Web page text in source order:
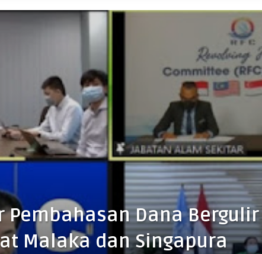
Pembahasan Dana Bergulir
Malaka dan Singapura